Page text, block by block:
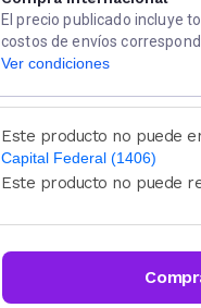
El precio publicado incluye
costos de envíos
Ver condiciones
Este producto no puede
Capital Federal (1406)
Ingresá código postal (sólo
Este producto no puede